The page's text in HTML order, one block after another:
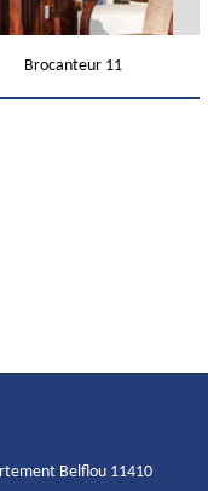
Brocanteur 11
Belflou 11410